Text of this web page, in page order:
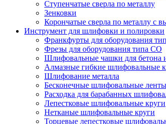
Ступенчатые сверла по металлу
Зенковки
Корончатые сверла по металлу c
Инструмент для шлифовки и полировки
Франкфурты для оборудования
Фрезы для оборудования типа СО
Шлифовальные чашки для бетона
Алмазные гибкие шлифовальные
Шлифование металла
Бесконечные шлифовальные ленты
Расходка для барабанных
Лепестковые шлифовальные круги
Нетканые шлифовальные круги
Торцевые лепестковые